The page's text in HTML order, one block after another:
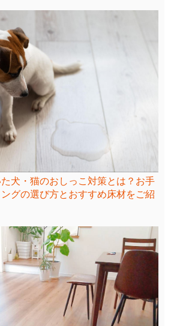
犬・猫のおしっこ対策とは？お手
グの選び方とおすすめ床材をご紹